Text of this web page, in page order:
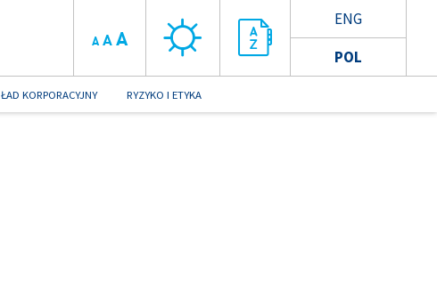
ENG
POL
A A A
ŁAD KORPORACYJNY RYZYKO I ETYKA